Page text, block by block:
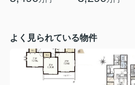
よく見られている物件